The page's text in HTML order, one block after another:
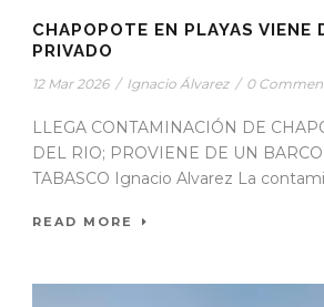
CHAPOPOTE EN PLAYAS VIENE
PRIVADO
12 Mar 2026 / Ignacio Álvarez / 0
LLEGA CONTAMINACIÓN DE
DEL RIO; PROVIENE DE UN
TABASCO Ignacio Alvarez La
READ MORE